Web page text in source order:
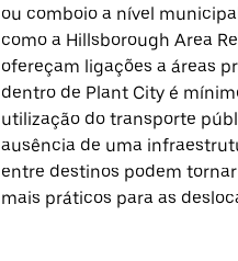
ou comboio a nível
como a Hillsborough Area
ofereçam ligações a áreas
dentro de Plant City é
utilização do transporte
ausência de uma
entre destinos podem
mais práticos para as